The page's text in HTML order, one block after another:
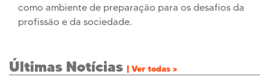
como ambiente de preparação para os desafios da
profissão e da sociedade.
Últimas Notícias | Ver todas >